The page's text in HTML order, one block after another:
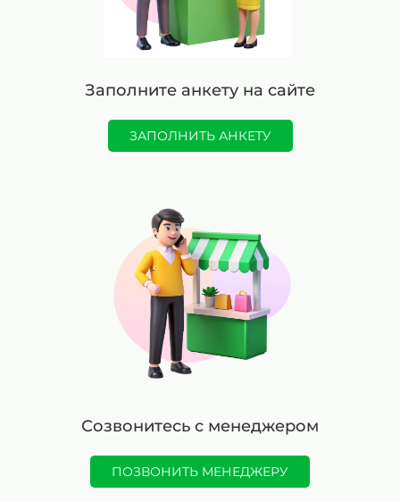
Заполните анкету на сайте
ЗАПОЛНИТЬ АНКЕТУ
Созвонитесь с менеджером
ПОЗВОНИТЬ МЕНЕДЖЕРУ